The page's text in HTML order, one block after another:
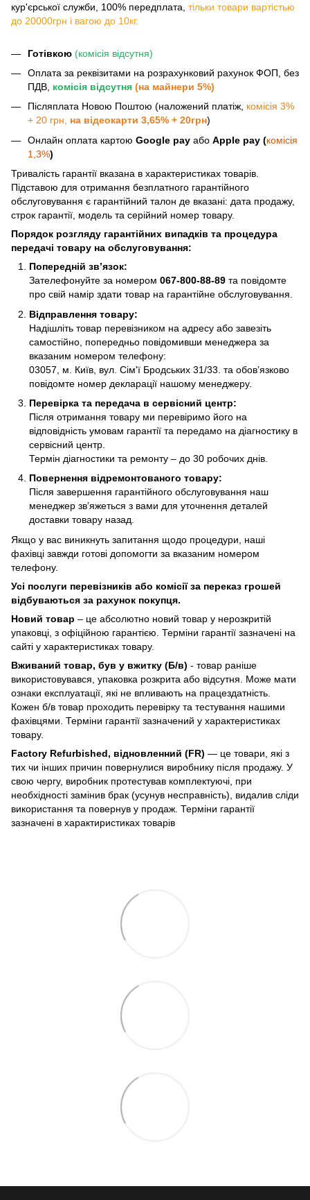
кур'єрської служби, 100% передплата, тільки товари вартістью
до 20000грн і вагою до 10кг.
Готівкою (комісія відсутня)
Оплата за реквізитами на розрахунковий рахунок ФОП, без
ПДВ, комісія відсутня (на майнери 5%)
Післяплата Новою Поштою (наложений платіж, комісія 3%
+ 20 грн, на відеокарти 3,65% + 20грн)
Онлайн оплата картою Google pay або Apple pay (комісія
1,3%)
Тривалість гарантії вказана в характеристиках товарів.
Підставою для отримання безплатного гарантійного
обслуговування є гарантійний талон де вказані: дата продажу,
строк гарантії, модель та серійний номер товару.
Порядок розгляду гарантійних випадків та процедура
передачі товару на обслуговування:
Попередній зв’язок:
Зателефонуйте за номером 067-800-88-89 та повідомте
про свій намір здати товар на гарантійне обслуговування.
Відправлення товару:
Надішліть товар перевізником на адресу або завезіть
самостійно, попередньо повідомивши менеджера за
вказаним номером телефону:
03057, м. Київ, вул. Сім'ї Бродських 31/33. та обов’язково
повідомте номер декларації нашому менеджеру.
Перевірка та передача в сервісний центр:
Після отримання товару ми перевіримо його на
відповідність умовам гарантії та передамо на діагностику в
сервісний центр.
Термін діагностики та ремонту – до 30 робочих днів.
Повернення відремонтованого товару:
Після завершення гарантійного обслуговування наш
менеджер зв’яжеться з вами для уточнення деталей
доставки товару назад.
Якщо у вас виникнуть запитання щодо процедури, наші
фахівці завжди готові допомогти за вказаним номером
телефону.
Усі послуги перевізників або комісії за переказ грошей
відбуваються за рахунок покупця.
Новий товар – це абсолютно новий товар у нерозкритій
упаковці, з офіційною гарантією. Терміни гарантії зазначені на
сайті у характеристиках товару.
Вживаний товар, був у вжитку (Б/в) - товар раніше
використовувався, упаковка розкрита або відсутня. Може мати
ознаки експлуатації, які не впливають на працездатність.
Кожен б/в товар проходить перевірку та тестування нашими
фахівцями. Терміни гарантії зазначений у характеристиках
товару.
Factory Refurbished, відновленний (FR) — це товари, які з
тих чи інших причин повернулися виробнику після продажу. У
свою чергу, виробник протестував комплектуючі, при
необхідності замінив брак (усунув несправність), видалив сліди
використання та повернув у продаж. Терміни гарантії
зазначені в характиристиках товарів